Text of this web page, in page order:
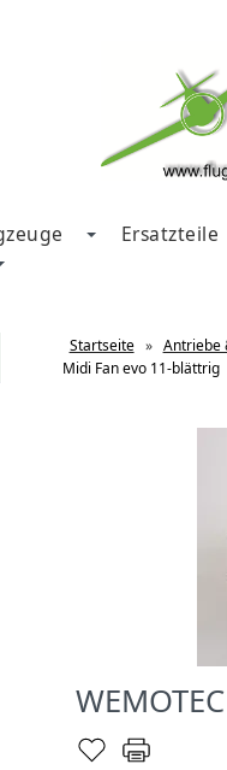
Ersatzteile
Startseite » Antriebe
Midi Fan evo 11-blättrig